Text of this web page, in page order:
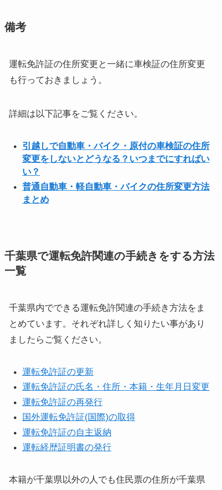
備考
運転免許証の住所変更と一緒に車検証の住所変更
も行っておきましょう。
詳細は以下記事をご覧ください。
引越しで自動車・バイク・原付の車検証の住所
変更をしないとどうなる？いつまでにすればい
い？
普通自動車・軽自動車・バイクの住所変更方法
まとめ
千葉県で運転免許関連の手続きをする方法
一覧
千葉県内でできる運転免許関連の手続き方法をま
とめています。それぞれ詳しく知りたい事があり
ましたらご覧ください。
運転免許証の更新
運転免許証の氏名・住所・本籍・生年月日変更
運転免許証の再発行
国外運転免許証(国際)の取得
運転免許証の自主返納
運転経歴証明書の発行
本籍が千葉県以外の人でも住民票の住所が千葉県